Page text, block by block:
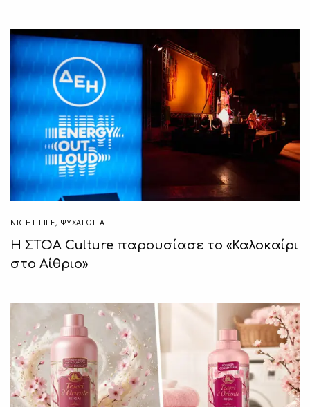
NIGHT LIFE, ΨΥΧΑΓΩΓΙΑ
H ΣΤΟΑ Culture παρουσίασε το «Καλοκαίρι
στο Αίθριο»